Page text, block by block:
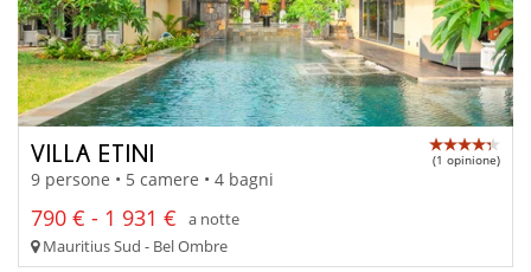
VILLA ETINI (1 opinione)
9 persone • 5 camere • 4 bagni
790 € - 1 931 €
a notte
Mauritius Sud - Bel Ombre